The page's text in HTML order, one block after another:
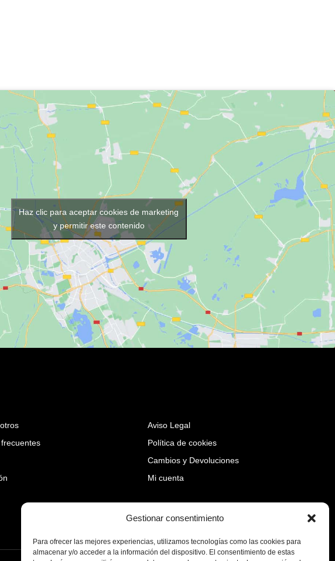
Gestionar consentimiento
Para ofrecer las mejores experiencias, utilizamos tecnologías como las cookies para
almacenar y/o acceder a la información del dispositivo. El consentimiento de estas
Haz clic para aceptar cookies de marketing
y permitir este contenido
Aviso Legal
Política de cookies
Cambios y Devoluciones
Mi cuenta